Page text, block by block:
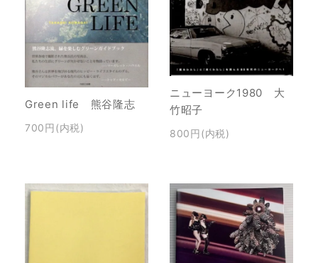
Green life 熊谷隆志
700円(内税)
ニューヨーク1980 大
竹昭子
800円(内税)